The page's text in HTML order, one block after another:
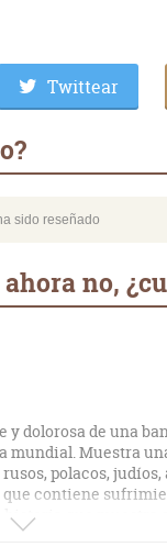
Twittear
sido reseñado
no,
dolorosa de una
mundial. Muestra
polacos, judíos,
contiene
que muestra
Difícil de